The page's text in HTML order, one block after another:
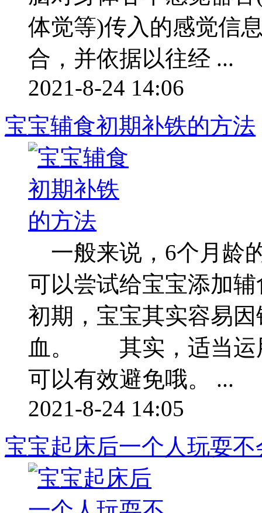
体觉等)传入的感觉信
合，并依据以往经 ...
2021-8-24 14:06
宝宝辅食初期补铁的方法
一般来说，6个月龄
可以尝试给宝宝添加
初期，宝宝其实容易
血。 其实，适当运
可以有效避免哦。 ...
2021-8-24 14:05
宝宝起床后一个人玩耍不